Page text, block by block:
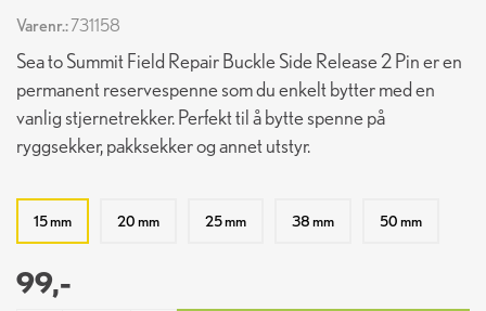
Varenr.:731158
Sea to Summit Field Repair Buckle Side Release 2 Pin er en
permanent reservespenne som du enkelt bytter med en
vanlig stjernetrekker. Perfekt til å bytte spenne på
ryggsekker, pakksekker og annet utstyr.
15 mm 20 mm 25 mm 38 mm 50 mm
99,-